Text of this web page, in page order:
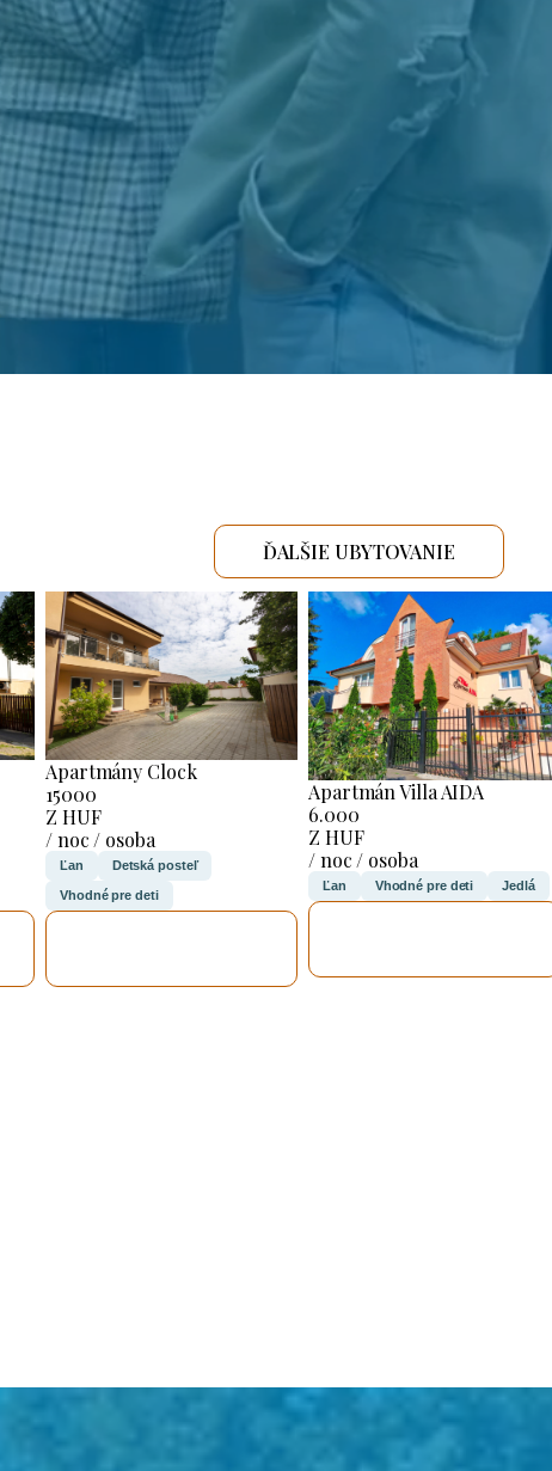
ĎALŠIE UBYTOVANIE
Apartmány Clock
15000
Z HUF
/ noc / osoba
Ľan Detská posteľ
Vhodné pre deti
Apartmán Villa AIDA
6.000
Z HUF
/ noc / osoba
Ľan Vhodné pre deti Jedlá